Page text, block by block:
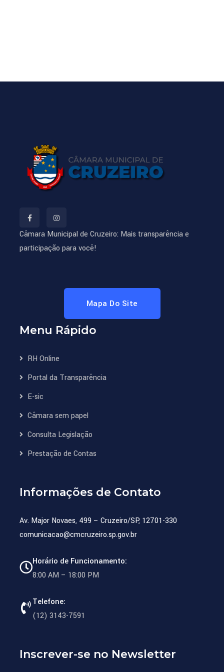
Câmara Municipal de Cruzeiro: Mais transparência e
participação para você!
Mapa Do Site
Menu Rápido
RH Online
Portal da Transparência
E-sic
Câmara sem papel
Consulta Legislação
Prestação de Contas
Informações de Contato
Av. Major Novaes, 499 – Cruzeiro/SP, 12701-330
comunicacao@cmcruzeiro.sp.gov.br
Horário de Funcionamento:
8:00 AM – 18:00 PM
Telefone:
(12) 3143-7591
Inscrever-se no Newsletter